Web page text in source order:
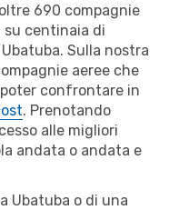
690 compagnie
centinaia di
Sulla nostra
aeree che
confrontare in
. Prenotando
alle migliori
andata o andata e
Ubatuba o di una